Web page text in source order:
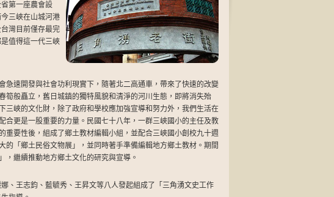
第一座農會設
三峽在山城河港
灣目前僅存最完
值得這一代三峽
急速開發與社會功利現實下，隨著北二高通車，帶來了快速的改變
筍般矗立，舊日城鎮的獨特風貌和清淨的河川生態，即將消失殆
三峽的文化財，除了政府和學校應加強宣導和努力外，我們生活在
合更是一股重要的力量。民國七十八年，一群三峽國小的主任及教
重要性後，組成了鄉土教材編輯小組，並配合三峽國小創校九十週
的「鄉土民俗文物展」，並同時著手準備編輯地方鄉土教材。期間
，繼續推動地方鄉土文化的研究與宣導。
、王志鈞、藍毓秀、王昇文等八人發起組成了「三角湧文史工作